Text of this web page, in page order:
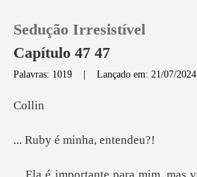
Loja
Sedução Irresistível
Capítulo 47 47
Palavras: 1019 |Lançado em: 21/07/2024
ll
é minha,